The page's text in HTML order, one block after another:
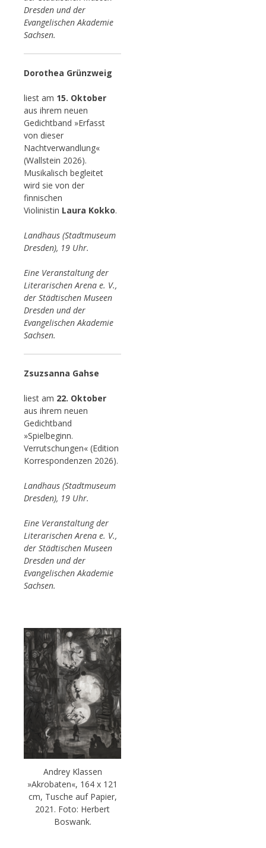
Dresden und der
Evangelischen Akademie
Sachsen.
Dorothea Grünzweig
liest am 15. Oktober
aus ihrem neuen
Gedichtband »Erfasst
von dieser
Nachtverwandlung«
(Wallstein 2026).
Musikalisch begleitet
wird sie von der
finnischen
Violinistin Laura Kokko.
Landhaus (Stadtmuseum
Dresden), 19 Uhr.
Eine Veranstaltung der
Literarischen Arena e. V.,
der Städtischen Museen
Dresden und der
Evangelischen Akademie
Sachsen.
Zsuzsanna Gahse
liest am 22. Oktober
aus ihrem neuen
Gedichtband
»Spielbeginn.
Verrutschungen« (Edition
Korrespondenzen 2026).
Landhaus (Stadtmuseum
Dresden), 19 Uhr.
Eine Veranstaltung der
Literarischen Arena e. V.,
der Städtischen Museen
Dresden und der
Evangelischen Akademie
Sachsen.
Andrey Klassen
»Akrobaten«, 164 x 121
cm, Tusche auf Papier,
2021. Foto: Herbert
Boswank.